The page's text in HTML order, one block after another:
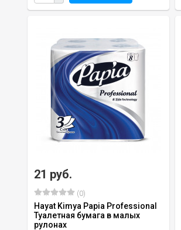
21 руб.
(0)
Hayat Kimya Papia Professional
Туалетная бумага в малых
рулонах